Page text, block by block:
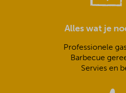
Alles wat je
Professionele
Barbecue
Servies en